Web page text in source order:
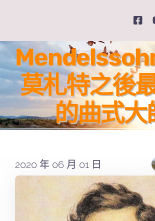
content
莫札特之後
的曲式大
2020 年 06 月 01 日